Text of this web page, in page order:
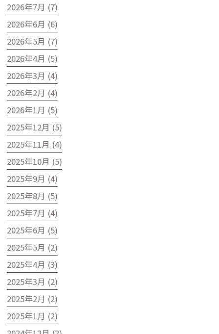
2026年7月 (7)
2026年6月 (6)
2026年5月 (7)
2026年4月 (5)
2026年3月 (4)
2026年2月 (4)
2026年1月 (5)
2025年12月 (5)
2025年11月 (4)
2025年10月 (5)
2025年9月 (4)
2025年8月 (5)
2025年7月 (4)
2025年6月 (5)
2025年5月 (2)
2025年4月 (3)
2025年3月 (2)
2025年2月 (2)
2025年1月 (2)